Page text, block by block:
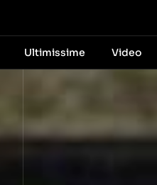
Ultimissime Video